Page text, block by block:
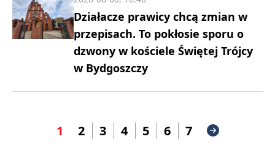
Działacze prawicy chcą zmian w
przepisach. To pokłosie sporu o
dzwony w kościele Świętej Trójcy
w Bydgoszczy
1 2 3 4 5 6 7